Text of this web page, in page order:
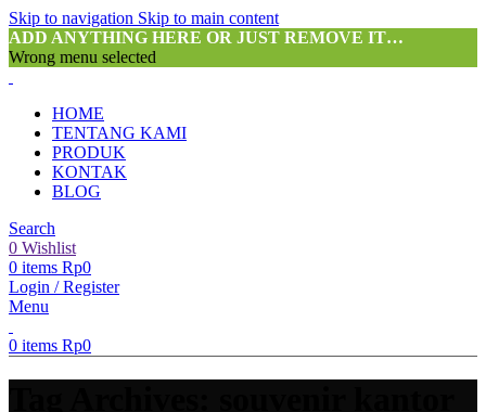
Skip to navigation Skip to main content
ADD ANYTHING HERE OR JUST REMOVE IT…
Wrong menu selected
HOME
TENTANG KAMI
PRODUK
KONTAK
BLOG
Search
0 Wishlist
0 items Rp0
Login / Register
Menu
0 items Rp0